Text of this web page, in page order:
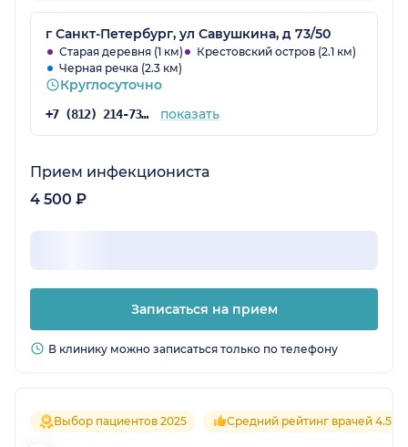
специалистом по данному вопросу и не
взяли никакой оплаты. Это было неожиданно
и очень приятно. Такое ощущение, что в
Lahta onco работают не чужие люди и врачи,
выполняющие строго свою работу, а
заботливые и неравнодушные близкие,
мной связывались и уточняли, все ли в
порядке, нужно ли что-то еще. Очень тепло
Огромное спасибо за помощь! И за
г Санкт-Петербург, ул Савушкина, д 73/50
Старая деревня (1 км)
Крестовский остров (2.1 км)
Черная речка (2.3 км)
Круглосуточно
+7 (812) 214-73-59 показать
Прием инфекциониста
4 500 ₽
Записаться на прием
В клинику можно записаться только по телефону
Выбор пациентов 2025 Средний рейтинг врачей 4.5